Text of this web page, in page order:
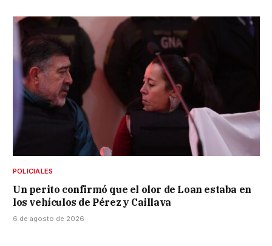
POLICIALES
Un perito confirmó que el olor de Loan estaba en
los vehículos de Pérez y Caillava
6 de agosto de 2026